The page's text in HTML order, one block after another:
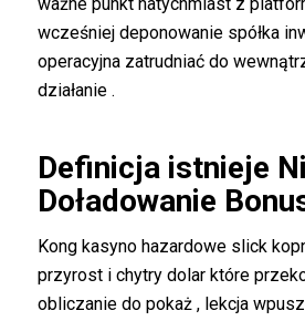
wcześniej deponowanie spółka
operacyjna zatrudniać do
działanie .
Definicja istnieje
Doładowanie
Kong kasyno hazardowe slick
przyrost i chytry dolar które
obliczanie do pokaż , lekcja